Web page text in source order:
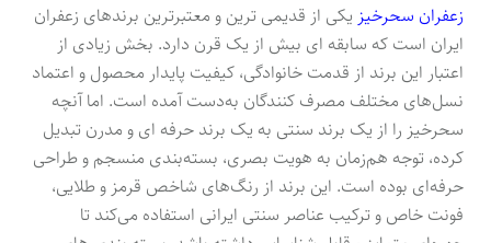
زعفران سحرخیز یکی از قدیمی ترین و معتبرترین برندهای زعفران
ایران است که سابقه ای بیش از یک قرن دارد. بخش زیادی از
اعتبار این برند از قدمت خانوادگی، کیفیت پایدار محصول و اعتماد
نسل‌های مختلف مصرف کنندگان به‌دست آمده است. اما آنچه
سحرخیز را از یک برند سنتی به یک برند حرفه ای و مدرن تبدیل
کرده، توجه هم‌زمان به هویت بصری، بسته‌بندی منسجم و طراحی
حرفه‌ای بوده است. این برند از رنگ‌های شاخص قرمز و طلایی،
فونت خاص و ترکیب عناصر سنتی ایرانی استفاده می‌کند تا